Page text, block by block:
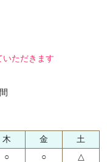
ただきます
木 金
土
○ ○ △